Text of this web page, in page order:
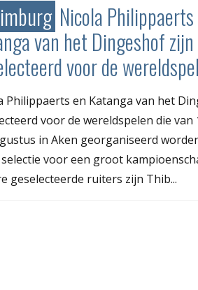
Nicola
van het Dingeshof zijn
voor de
Philippaerts en Katanga van het
voor de wereldspelen die
in Aken georganiseerd
voor een groot
geselecteerde ruiters zijn Thib...